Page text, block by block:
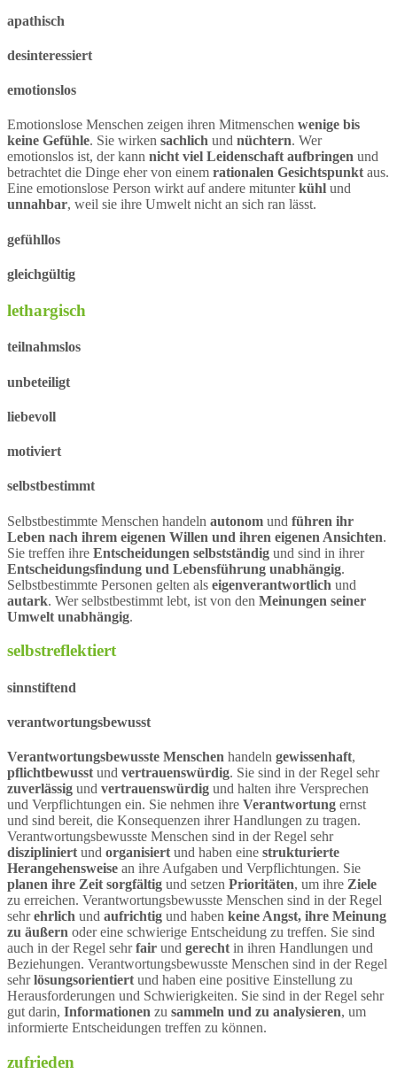
apathisch
desinteressiert
emotionslos
Emotionslose Menschen zeigen ihren Mitmenschen wenige bis
keine Gefühle. Sie wirken sachlich und nüchtern. Wer
emotionslos ist, der kann nicht viel Leidenschaft aufbringen und
betrachtet die Dinge eher von einem rationalen Gesichtspunkt aus.
Eine emotionslose Person wirkt auf andere mitunterkühl und
unnahbar, weil sie ihre Umwelt nicht an sich ran lässt.
gefühllos
gleichgültig
lethargisch
teilnahmslos
unbeteiligt
liebevoll
motiviert
selbstbestimmt
Selbstbestimmte Menschen handeln autonom und führen ihr
Leben nach ihrem eigenen Willen und ihren eigenen Ansichten.
Sie treffen ihre Entscheidungen selbstständig und sind in ihrer
Entscheidungsfindung und Lebensführung unabhängig.
Selbstbestimmte Personen gelten als eigenverantwortlich und
autark. Wer selbstbestimmt lebt, ist von den Meinungen seiner
Umwelt unabhängig.
selbstreflektiert
sinnstiftend
verantwortungsbewusst
Verantwortungsbewusste Menschen handeln gewissenhaft,
pflichtbewusst und vertrauenswürdig. Sie sind in der Regel sehr
zuverlässig und vertrauenswürdig und halten ihre Versprechen
und Verpflichtungen ein. Sie nehmen ihre Verantwortung ernst
und sind bereit, die Konsequenzen ihrer Handlungen zu tragen.
Verantwortungsbewusste Menschen sind in der Regel sehr
diszipliniert und organisiert und haben eine strukturierte
Herangehensweise an ihre Aufgaben und Verpflichtungen. Sie
planen ihre Zeit sorgfältig und setzen Prioritäten, um ihre Ziele
zu erreichen. Verantwortungsbewusste Menschen sind in der Regel
sehrehrlich und aufrichtig und haben keine Angst, ihre Meinung
zu äußern oder eine schwierige Entscheidung zu treffen. Sie sind
auch in der Regel sehrfair und gerecht in ihren Handlungen und
Beziehungen. Verantwortungsbewusste Menschen sind in der Regel
sehrlösungsorientiert und haben eine positive Einstellung zu
Herausforderungen und Schwierigkeiten. Sie sind in der Regel sehr
gut darin, Informationen zu sammeln und zu analysieren, um
informierte Entscheidungen treffen zu können.
zufrieden